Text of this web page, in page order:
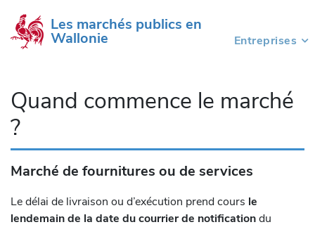
Entreprises
(current)
Les marchés publics en
Wallonie
Quand commence le marché
?
Marché de fournitures ou de services
Le délai de livraison ou d’exécution prend cours le
lendemain de la date du courrier de notificationdu